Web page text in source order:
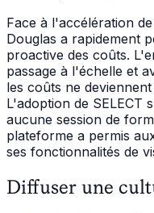
Face à l'accélération
Douglas a rapidement
proactive des coûts.
passage à l'échelle et
les coûts ne
L'adoption de SELECT
aucune session de
plateforme a permis
ses fonctionnalités de
Diffuser une